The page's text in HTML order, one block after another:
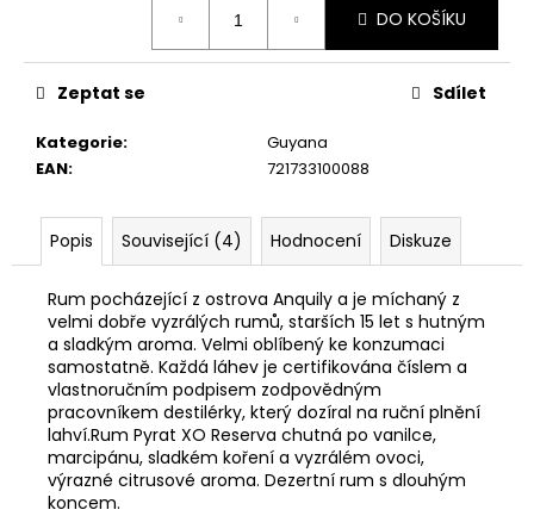
DO KOŠÍKU
Kategorie:
Guyana
EAN: 721733100088
Zeptat se Sdílet
Popis Související (4) Hodnocení Diskuze
Rum pocházející z ostrova Anquily a je míchaný z
velmi dobře vyzrálých rumů, starších 15 let s hutným
a sladkým aroma. Velmi oblíbený ke konzumaci
samostatně. Každá láhev je certifikována číslem a
vlastnoručním podpisem zodpovědným
pracovníkem destilérky, který dozíral na ruční plnění
lahví.Rum Pyrat XO Reserva chutná po vanilce,
marcipánu, sladkém koření a vyzrálém ovoci,
výrazné citrusové aroma. Dezertní rum s dlouhým
koncem.
j
e
e
DÁRKOVÝ
BOX
S
CHŇAPKOU
299
Kč